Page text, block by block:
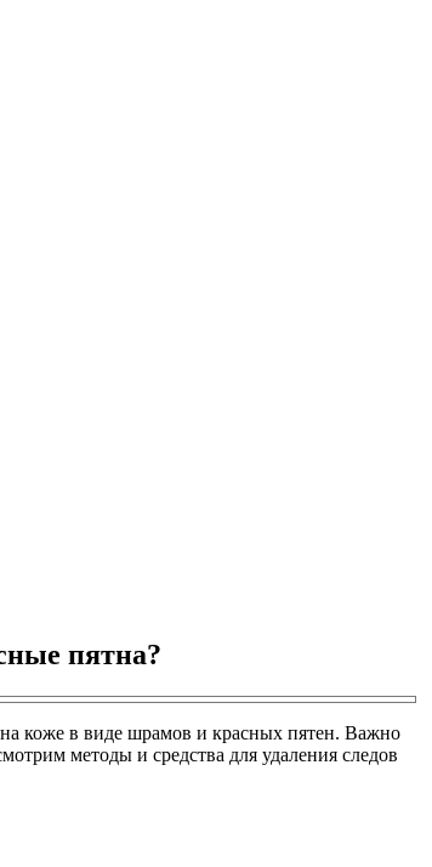
пятна?
коже в виде шрамов и красных пятен. Важно
методы и средства для удаления следов